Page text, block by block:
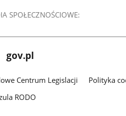
SPOŁECZNOŚCIOWE:
Strona
gov.pl
Centrum Legislacji Polityka
RODO